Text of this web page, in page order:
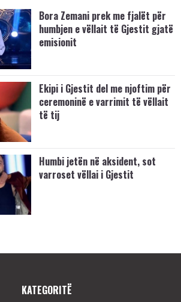
Bora Zemani prek me fjalët për
humbjen e vëllait të Gjestit gjatë
emisionit
Ekipi i Gjestit del me njoftim për
ceremoninë e varrimit të vëllait
të tij
Humbi jetën në aksident, sot
varroset vëllai i Gjestit
KATEGORITË